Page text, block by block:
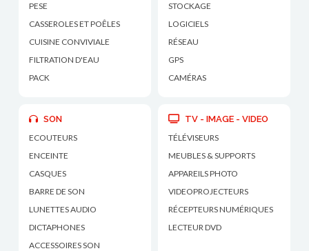
PESE
CASSEROLES ET POÊLES
CUISINE CONVIVIALE
FILTRATION D'EAU
PACK
STOCKAGE
LOGICIELS
RÉSEAU
GPS
CAMÉRAS
SON
ECOUTEURS
ENCEINTE
CASQUES
BARRE DE SON
LUNETTES AUDIO
DICTAPHONES
ACCESSOIRES SON
TV - IMAGE - VIDEO
TÉLÉVISEURS
MEUBLES & SUPPORTS
APPAREILS PHOTO
VIDEOPROJECTEURS
RÉCEPTEURS NUMÉRIQUES
LECTEUR DVD